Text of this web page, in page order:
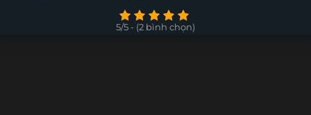
Tập 6 Tập 5
5/5 - (2 bình chọn)